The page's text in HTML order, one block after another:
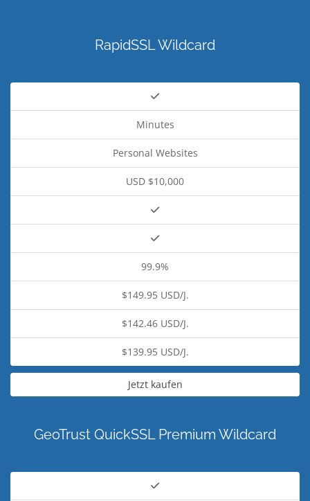
RapidSSL Wildcard
Minutes
Personal Websites
USD $10,000
99.9%
$149.95 USD/J.
$142.46 USD/J.
$139.95 USD/J.
Jetzt kaufen
GeoTrust QuickSSL Premium Wildcard